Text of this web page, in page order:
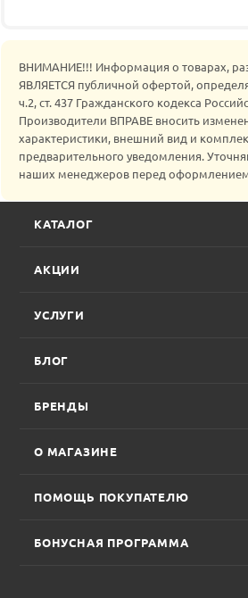
ВНИМАНИЕ!!! Информация о товарах,
ЯВЛЯЕТСЯ публичной офертой,
ч.2, ст. 437 Гражданского кодекса
Производители ВПРАВЕ вносить
характеристики, внешний вид и
предварительного уведомления.
наших менеджеров перед оформлением
КАТАЛОГ
АКЦИИ
УСЛУГИ
БЛОГ
БРЕНДЫ
О МАГАЗИНЕ
ПОМОЩЬ ПОКУПАТЕЛЮ
БОНУСНАЯ ПРОГРАММА